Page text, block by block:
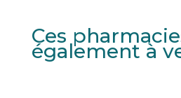
Ces
également à